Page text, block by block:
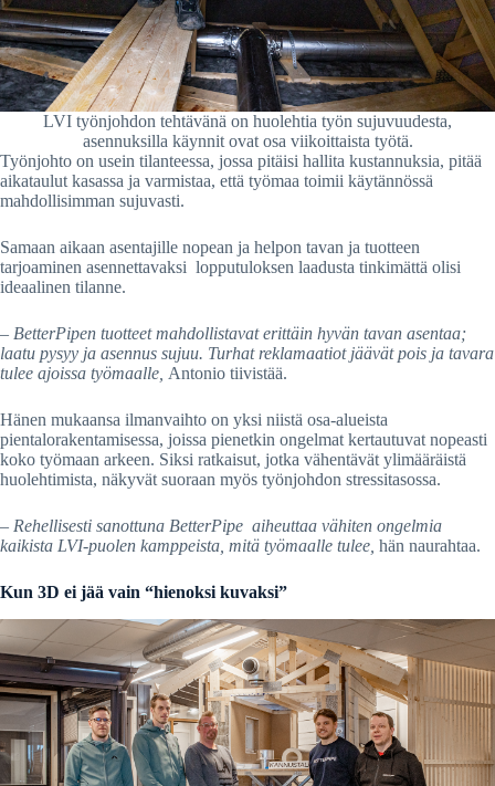
LVI työnjohdon tehtävänä on huolehtia työn sujuvuudesta,
asennuksilla käynnit ovat osa viikoittaista työtä.
Työnjohto on usein tilanteessa, jossa pitäisi hallita kustannuksia, pitää
aikataulut kasassa ja varmistaa, että työmaa toimii käytännössä
mahdollisimman sujuvasti.
Samaan aikaan asentajille nopean ja helpon tavan ja tuotteen
tarjoaminen asennettavaksi lopputuloksen laadusta tinkimättä olisi
ideaalinen tilanne.
– BetterPipen tuotteet mahdollistavat erittäin hyvän tavan asentaa;
laatu pysyy ja asennus sujuu. Turhat reklamaatiot jäävät pois ja tavara
tulee ajoissa työmaalle, Antonio tiivistää.
Hänen mukaansa ilmanvaihto on yksi niistä osa-alueista
pientalorakentamisessa, joissa pienetkin ongelmat kertautuvat nopeasti
koko työmaan arkeen. Siksi ratkaisut, jotka vähentävät ylimääräistä
huolehtimista, näkyvät suoraan myös työnjohdon stressitasossa.
– Rehellisesti sanottuna BetterPipe aiheuttaa vähiten ongelmia
kaikista LVI-puolen kamppeista, mitä työmaalle tulee, hän naurahtaa.
Kun 3D ei jää vain “hienoksi kuvaksi”